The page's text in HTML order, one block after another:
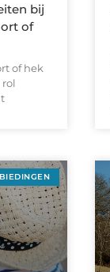
bij
of
of hek
rol